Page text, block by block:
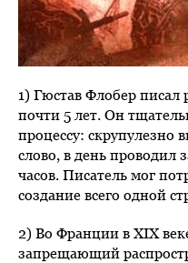
1) Гюстав Флобер
почти 5 лет. Он
процессу: скрупулезно
слово, в день проводил
часов. Писатель мог
создание всего одной
2) Во Франции в XIX
запрещающий